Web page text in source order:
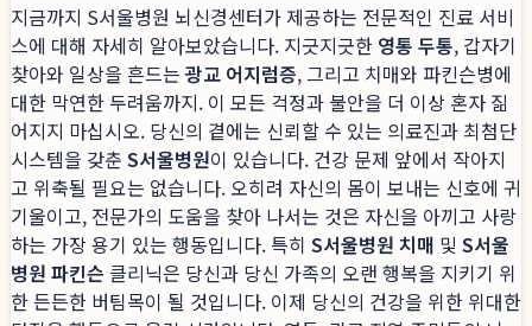
지금까지 S서울병원 뇌신경센터가 제공하는 전문적인 진료 서비
스에 대해 자세히 알아보았습니다. 지긋지긋한 영통 두통, 갑자기
찾아와 일상을 흔드는광교 어지럼증, 그리고 치매와 파킨슨병에
대한 막연한 두려움까지. 이 모든 걱정과 불안을 더 이상 혼자 짊
어지지 마십시오. 당신의 곁에는 신뢰할 수 있는 의료진과 최첨단
시스템을 갖춘 S서울병원이 있습니다. 건강 문제 앞에서 작아지
고 위축될 필요는 없습니다. 오히려 자신의 몸이 보내는 신호에 귀
기울이고, 전문가의 도움을 찾아 나서는 것은 자신을 아끼고 사랑
하는 가장 용기 있는 행동입니다. 특히 S서울병원 치매 및 S서울
병원 파킨슨 클리닉은 당신과 당신 가족의 오랜 행복을 지키기 위
한 든든한 버팀목이 될 것입니다. 이제 당신의 건강을 위한 위대한